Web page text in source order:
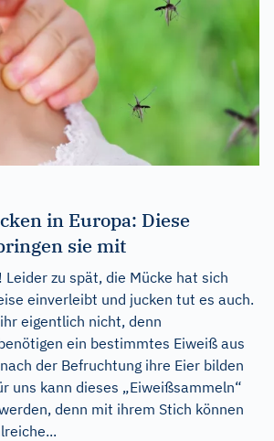
in Europa: Diese
sie mit
Leider zu spät, die Mücke hat sich
einverleibt und jucken tut es auch.
eigentlich nicht, denn
ein bestimmtes Eiweiß aus
der Befruchtung ihre Eier bilden
uns kann dieses „Eiweißsammeln“
denn mit ihrem Stich können